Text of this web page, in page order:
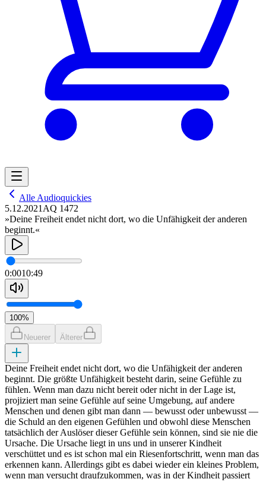
Alle Audioquickies
5.12.2021 AQ 1472
»Deine Freiheit endet nicht dort, wo die Unfähigkeit der anderen
beginnt.«
0:0010:49
100%
Neuerer Älterer
Deine Freiheit endet nicht dort, wo die Unfähigkeit der anderen
beginnt. Die größte Unfähigkeit besteht darin, seine Gefühle zu
fühlen. Wenn man dazu nicht bereit oder nicht in der Lage ist,
projiziert man seine Gefühle auf seine Umgebung, auf andere
Menschen und denen gibt man dann — bewusst oder unbewusst —
die Schuld an den eigenen Gefühlen und obwohl diese Menschen
tatsächlich der Auslöser dieser Gefühle sein können, sind sie nie die
Ursache. Die Ursache liegt in uns und in unserer Kindheit
verschüttet und es ist schon mal ein Riesenfortschritt, wenn man das
erkennen kann. Allerdings gibt es dabei wieder ein kleines Problem,
wenn man versucht draufzukommen, was in der Kindheit passiert